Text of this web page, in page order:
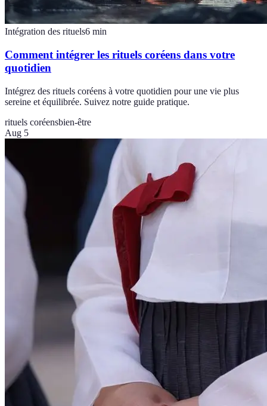
Intégration des rituels6 min
Comment intégrer les rituels coréens dans votre
quotidien
Intégrez des rituels coréens à votre quotidien pour une vie plus
sereine et équilibrée. Suivez notre guide pratique.
rituels coréensbien-être
Aug 5